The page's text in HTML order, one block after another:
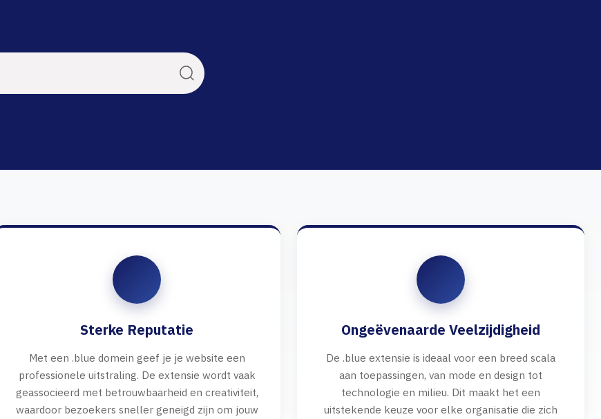
Sterke Reputatie
Met een .blue domein geef je je website een
professionele uitstraling. De extensie wordt vaak
geassocieerd met betrouwbaarheid en creativiteit,
waardoor bezoekers sneller geneigd zijn om jouw
Ongeëvenaarde Veelzijdigheid
De .blue extensie is ideaal voor een breed scala
aan toepassingen, van mode en design tot
technologie en milieu. Dit maakt het een
uitstekende keuze voor elke organisatie die zich